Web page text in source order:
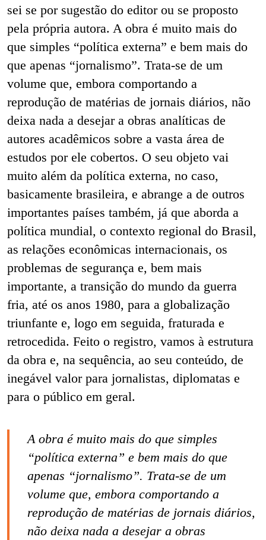
sei se por sugestão do editor ou se proposto
pela própria autora. A obra é muito mais do
que simples “política externa” e bem mais do
que apenas “jornalismo”. Trata-se de um
volume que, embora comportando a
reprodução de matérias de jornais diários, não
deixa nada a desejar a obras analíticas de
autores acadêmicos sobre a vasta área de
estudos por ele cobertos. O seu objeto vai
muito além da política externa, no caso,
basicamente brasileira, e abrange a de outros
importantes países também, já que aborda a
política mundial, o contexto regional do Brasil,
as relações econômicas internacionais, os
problemas de segurança e, bem mais
importante, a transição do mundo da guerra
fria, até os anos 1980, para a globalização
triunfante e, logo em seguida, fraturada e
retrocedida. Feito o registro, vamos à estrutura
da obra e, na sequência, ao seu conteúdo, de
inegável valor para jornalistas, diplomatas e
para o público em geral.
A obra é muito mais do que simples
“política externa” e bem mais do que
apenas “jornalismo”. Trata-se de um
volume que, embora comportando a
reprodução de matérias de jornais diários,
não deixa nada a desejar a obras